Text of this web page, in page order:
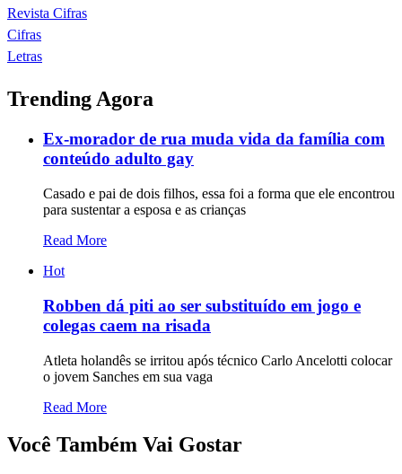
Revista Cifras
Cifras
Letras
Trending Agora
Ex-morador de rua muda vida da família com
conteúdo adulto gay
Casado e pai de dois filhos, essa foi a forma que ele encontrou
para sustentar a esposa e as crianças
Read More
Hot
Robben dá piti ao ser substituído em jogo e
colegas caem na risada
Atleta holandês se irritou após técnico Carlo Ancelotti colocar
o jovem Sanches em sua vaga
Read More
Você Também Vai Gostar